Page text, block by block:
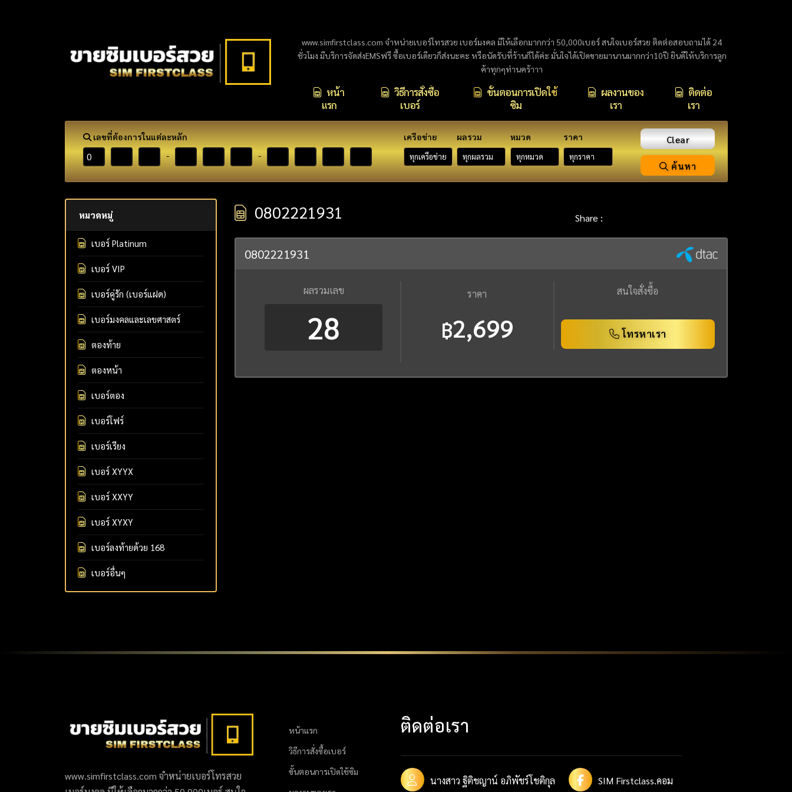
www.simfirstclass.com จำหน่ายเบอร์โทรสวย เบอร์มงคล มีให้เลือกมากกว่า 50,000เบอร์ สนใจเบอร์สวย ติดต่อสอบถามได้ 24
ชั่วโมง มีบริการจัดส่งEMSฟรี ซื้อเบอร์เดียวก็ส่งนะคะ หรือนัดรับที่ร้านก็ได้ค่ะ มั่นใจได้เปิดขายมานานมากกว่า10ปี ยินดีให้บริการลูก
ค้าทุกๆท่านคร้าาา
หน้า
แรก
วิธีการสั่งซื้อ
เบอร์
ขั้นตอนการเปิดใช้
ซิม
ผลงานของ
เรา
ติดต่อ
เรา
เลขที่ต้องการในแต่ละหลัก
- -
เครือข่าย ผลรวม หมวด ราคา Clear
ค้นหา
หมวดหมู่
เบอร์ Platinum
เบอร์ VIP
เบอร์คู่รัก (เบอร์แฝด)
เบอร์มงคลและเลขศาสตร์
ตองท้าย
ตองหน้า
เบอร์ตอง
เบอร์โฟร์
เบอร์เรียง
เบอร์ XYYX
เบอร์ XXYY
เบอร์ XYXY
เบอร์ลงท้ายด้วย 168
เบอร์อื่นๆ
0802221931 Share :
0802221931
ผลรวมเลข
28
ราคา
฿2,699
สนใจสั่งซื้อ
โทรหาเรา
www.simfirstclass.com จำหน่ายเบอร์โทรสวย
หน้าแรก
วิธีการสั่งซื้อเบอร์
ขั้นตอนการเปิดใช้ซิม
ติดต่อเรา
นางสาว ฐิติชญาน์ อภิพัชร์โชติกุล SIM Firstclass.คอม